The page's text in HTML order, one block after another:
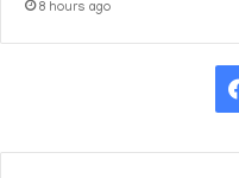
8 hours ago